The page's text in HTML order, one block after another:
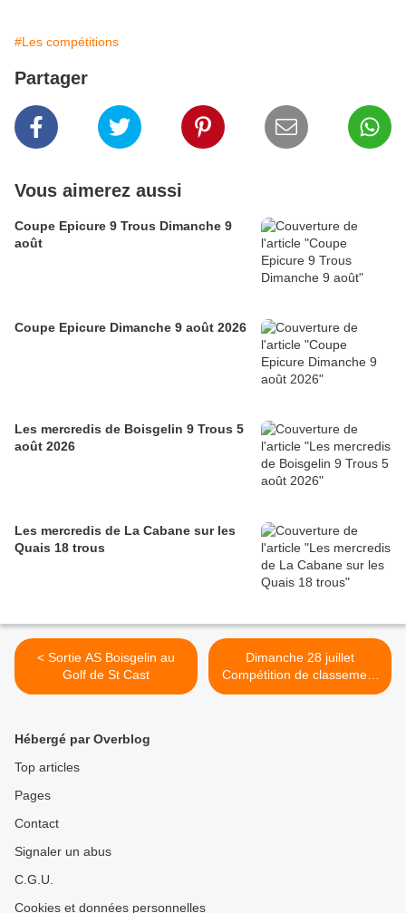
#Les compétitions
Partager
Vous aimerez aussi
Coupe Epicure 9 Trous Dimanche 9
août
Coupe Epicure Dimanche 9 août 2026
Les mercredis de Boisgelin 9 Trous 5
août 2026
Les mercredis de La Cabane sur les
Quais 18 trous
< Sortie AS Boisgelin au
Golf de St Cast
Dimanche 28 juillet
Compétition de classement
9 Trous >
Hébergé par Overblog
Top articles
Pages
Contact
Signaler un abus
C.G.U.
Cookies et données personnelles